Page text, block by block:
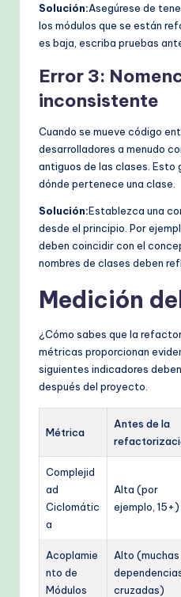
Solución:Asegúrese de
los módulos que se están
es baja, escriba pruebas
Error 3:
inconsistente
Cuando se mueve código
desarrolladores a menudo
antiguos de las clases. Esto
dónde pertenece una clase.
Solución:Establezca una
desde el principio. Por
deben coincidir con el
nombres de clases deben
Medición
¿Cómo sabes que la
métricas proporcionan
siguientes indicadores
después del proyecto.
Métrica
Antes de la
Complejid
ad
Ciclomátic
a
Alta (por
ejemplo, 15+)
Acoplamie
nto de
Módulos
Alto (muchas
cruzadas)